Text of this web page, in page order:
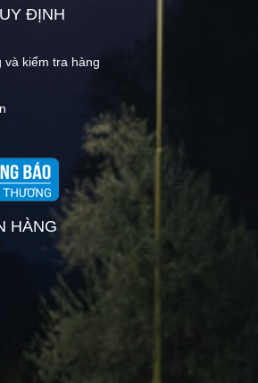
ĐỊNH
và kiểm tra hàng
HÀNG